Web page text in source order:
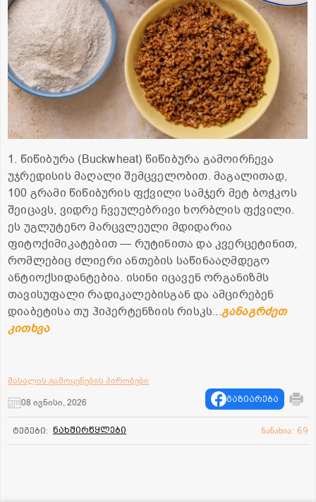
1. წიწიბურა (Buckwheat) წიწიბურა გამოირჩევა
უჯრედისის მაღალი შემცველობით. მაგალითად,
100 გრამი წიწიბურის ფქვილი სამჯერ მეტ ბოჭკოს
შეიცავს, ვიდრე ჩვეულებრივი ხორბლის ფქვილი.
ეს უგლუტენო მარცვლეული მდიდარია
ფიტოქიმიკატებით — რუტინითა და კვერცეტინით,
რომლებიც ძლიერი ანთების საწინააღმდეგო
ანტიოქსიდანტებია. ისინი იცავენ ორგანიზმს
თავისუფალი რადიკალებისგან და ამცირებენ
დიაბეტისა თუ ჰიპერტენზიის რისკს...განაგრძეთ
კითხვა
მასალის გამოყენების პირობები
08 ივნისი, 2026
გაზიარება
ტეგები: ნახშირწყლები ნანახია: 69